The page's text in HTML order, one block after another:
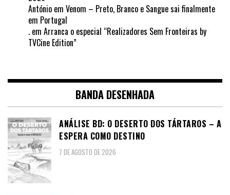
António em Venom – Preto, Branco e Sangue sai finalmente
em Portugal
. em Arranca o especial “Realizadores Sem Fronteiras by
TVCine Edition”
BANDA DESENHADA
ANÁLISE BD: O DESERTO DOS TÁRTAROS – A
ESPERA COMO DESTINO
7 DE AGOSTO DE 2026